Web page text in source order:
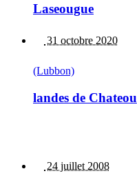
Laseougue
31 octobre 2020
(Lubbon)
landes de Chateou
24 juillet 2008